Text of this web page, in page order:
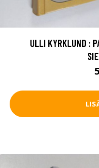
ULLI KYRKLUND :